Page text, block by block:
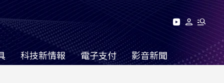
科技新情報 電子支付 影音新聞